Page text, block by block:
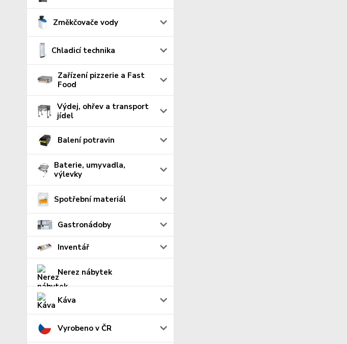
Změkčovače vody
Chladicí technika
Zařízení pizzerie a Fast
Food
Výdej, ohřev a transport
jídel
Balení potravin
Baterie, umyvadla,
výlevky
Spotřební materiál
Gastronádoby
Inventář
Nerez nábytek
Káva
Vyrobeno v ČR